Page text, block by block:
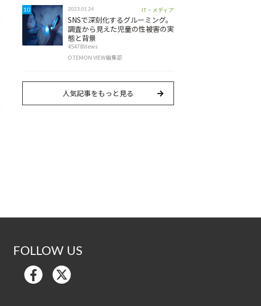
10 2023.01.24 IT・メディア
SNSで深刻化するグルーミング。
調査から見えた児童の性被害の実
態と背景
45478Views
OTEMON VIEW編集部
人気記事をもっと見る
FOLLOW US